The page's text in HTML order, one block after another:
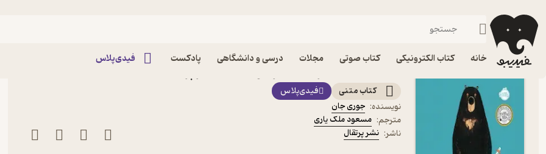
خانه کتاب الکترونیکی کتاب صوتی مجلات درسی و دانشگاهی پادکست فیدی‌پلاس
فیدیبو کتاب الکترونیکی
کتاب متنی
فیدی‌پلاس
نویسنده: جوری جان
مترجم: مسعود ملک یاری
ناشر: نشر پرتقال